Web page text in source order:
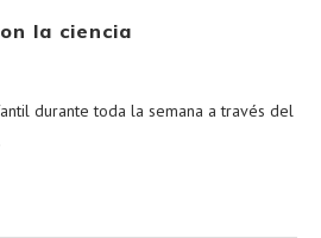
la ciencia
durante toda la semana a través del